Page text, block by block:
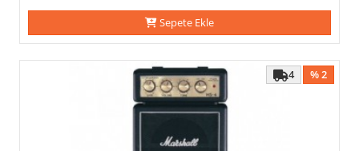
Sepete Ekle
% 2
4